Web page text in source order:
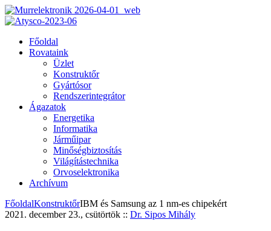
Főoldal
Rovataink
Üzlet
Konstruktőr
Gyártósor
Rendszerintegrátor
Ágazatok
Energetika
Informatika
Járműipar
Minőségbiztosítás
Világítástechnika
Orvoselektronika
Archívum
FőoldalKonstruktőrIBM és Samsung az 1 nm-es chipekért
2021. december 23., csütörtök :: Dr. Sipos Mihály